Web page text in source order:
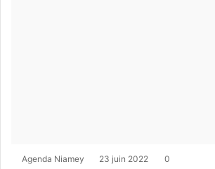
Agenda Niamey 23 juin 2022 0